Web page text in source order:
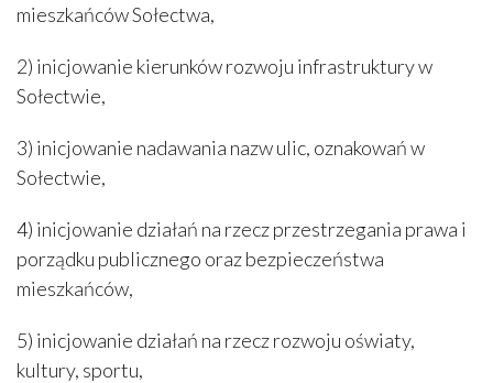
mieszkańców Sołectwa,
2) inicjowanie kierunków rozwoju infrastruktury w
Sołectwie,
3) inicjowanie nadawania nazw ulic, oznakowań w
Sołectwie,
4) inicjowanie działań na rzecz przestrzegania prawa i
porządku publicznego oraz bezpieczeństwa
mieszkańców,
5) inicjowanie działań na rzecz rozwoju oświaty,
kultury, sportu,